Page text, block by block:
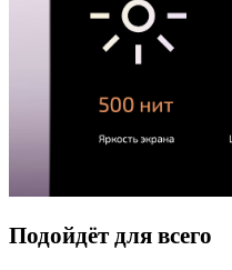
Подойдёт для всего